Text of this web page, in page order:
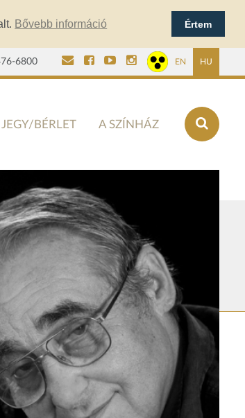
Bővebb információ Értem
6800 EN HU
JEGY/BÉRLET A SZÍNHÁZ